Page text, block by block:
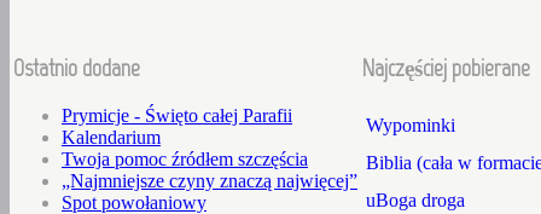
Ostatnio dodane
Prymicje - Święto całej Parafii
Kalendarium
Twoja pomoc źródłem szczęścia
„Najmniejsze czyny znaczą najwięcej”
Spot powołaniowy
Najczęściej pobierane
Wypominki
Biblia (cała w
uBoga droga